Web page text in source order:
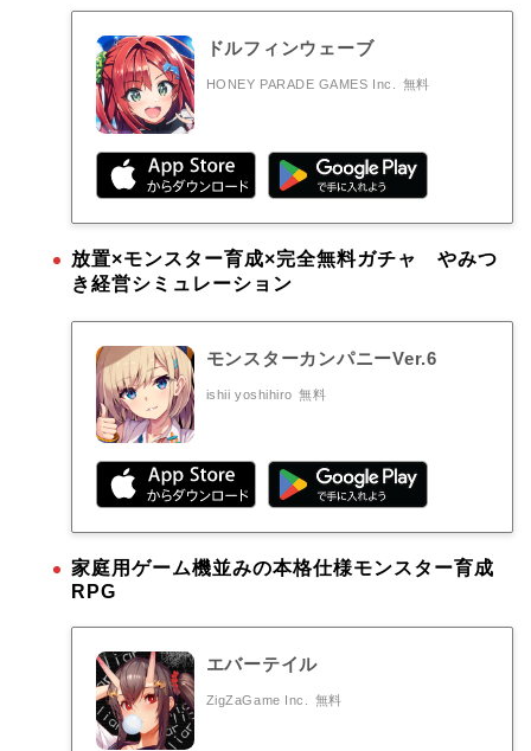
ドルフィンウェーブ
HONEY PARADE GAMES Inc. 無料
放置×モンスター育成×完全無料ガチャ やみつ
き経営シミュレーション
モンスターカンパニーVer.6
ishii yoshihiro 無料
家庭用ゲーム機並みの本格仕様モンスター育成
RPG
エバーテイル
ZigZaGame Inc. 無料